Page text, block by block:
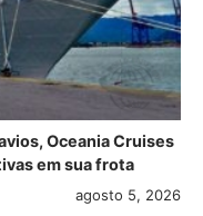
Oceania Cruises
em sua frota
agosto 5, 2026